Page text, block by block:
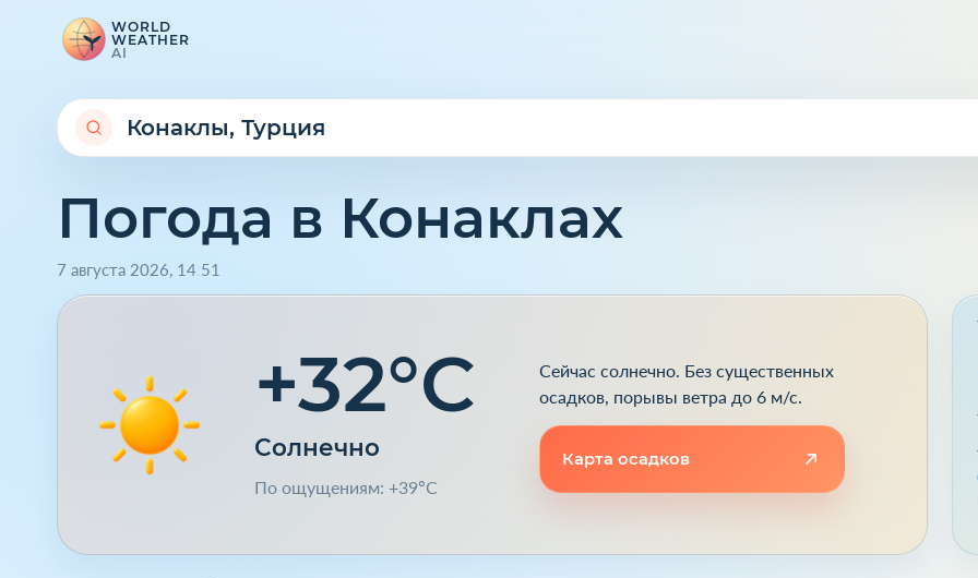
WORLD
WEATHER
AI
Погода в Конаклах
7 августа 2026, 14 52
+32°C
Солнечно
По ощущениям: +39°C
Сейчас солнечно. Без существенных
осадков, порывы ветра до 6 м/с.
Карта осадков